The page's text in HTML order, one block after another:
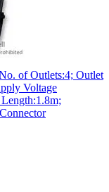
of Outlets:4; Outlet
Voltage